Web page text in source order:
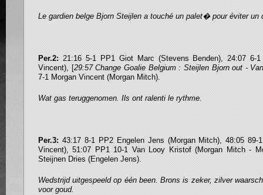
Le gardien belge Bjorn Steijlen a touché un palet� pour éviter un
Per.2: 21:16 5-1 PP1 Giot Marc (Stevens Benden), 24:07 6-
Vincent), [29:57 Change Goalie Belgium : Steijlen Bjorn out -
7-1 Morgan Vincent (Morgan Mitch).
Wat gas teruggenomen. Ils ont ralenti le rythme.
Per.3: 43:17 8-1 PP2 Engelen Jens (Morgan Mitch), 48:05 89-
Vincent), 51:07 PP1 10-1 Van Looy Kristof (Morgan Mitch -
Steijnen Dries (Engelen Jens).
Wedstrijd uitgespeeld op één been. Brons is zeker, zilver
voor goud.